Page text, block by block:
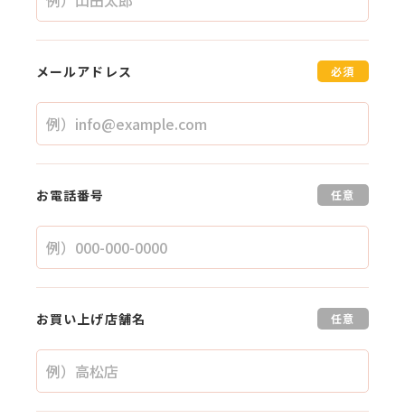
メールアドレス 必須
お電話番号 任意
お買い上げ店舗名 任意